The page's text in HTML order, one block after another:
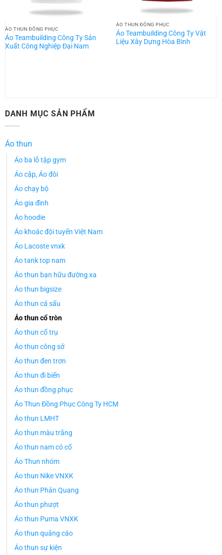
ÁO THUN ĐỒNG PHỤC
Áo Teambuilding Công Ty Sản
Xuất Công Nghiệp Đại Nam
ÁO THUN ĐỒNG PHỤC
Áo Teambuilding Công Ty Vật
Liệu Xây Dựng Hòa Bình
DANH MỤC SẢN PHẨM
Áo thun
Áo ba lỗ tập gym
Áo cặp, Áo đôi
Áo chạy bộ
Áo gia đình
Áo hoodie
Áo khoác đội tuyển Việt Nam
Áo Lacoste vnxk
Áo tank top nam
Áo thun bạn hữu đường xa
Áo thun bigsize
Áo thun cá sấu
Áo thun cổ tròn
Áo thun cổ trụ
Áo thun công sở
Áo thun đen trơn
Áo thun đi biển
Áo thun đồng phục
Áo Thun Đồng Phục Công Ty HCM
Áo thun LMHT
Áo thun màu trắng
Áo thun nam có cổ
Áo Thun nhóm
Áo thun Nike VNXK
Áo thun Phản Quang
Áo thun phượt
Áo thun Puma VNXK
Áo thun quảng cáo
Áo thun sự kiện